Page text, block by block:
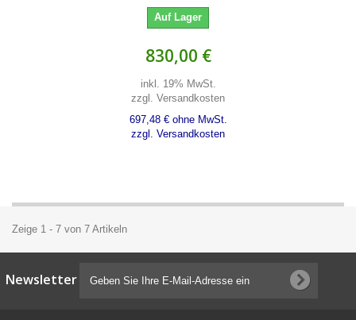
Auf Lager
830,00 €
inkl. 19% MwSt.
zzgl. Versandkosten
697,48 € ohne MwSt.
zzgl. Versandkosten
Zeige 1 - 7 von 7 Artikeln
Newsletter